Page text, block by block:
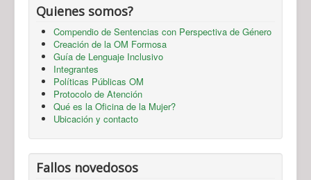
Quienes somos?
Compendio de Sentencias con Perspectiva de Género
Creación de la OM Formosa
Guía de Lenguaje Inclusivo
Integrantes
Políticas Públicas OM
Protocolo de Atención
Qué es la Oficina de la Mujer?
Ubicación y contacto
Fallos novedosos